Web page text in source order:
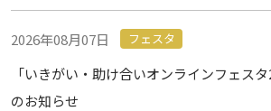
2026年08月07日 フェスタ
「いきがい・助け合いオンラインフェス
のお知らせ